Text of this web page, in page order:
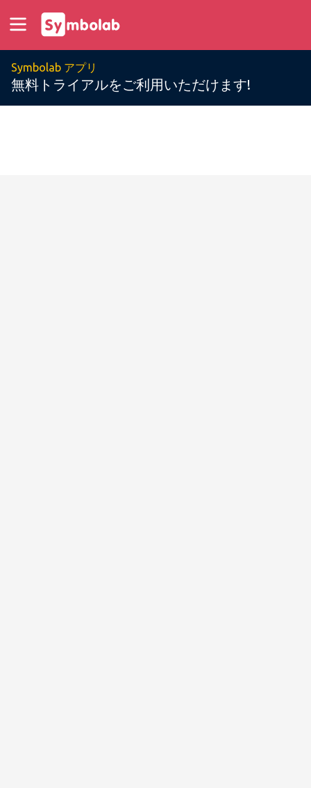
Symbolab アプリ
無料トライアルをご利用いただけます!